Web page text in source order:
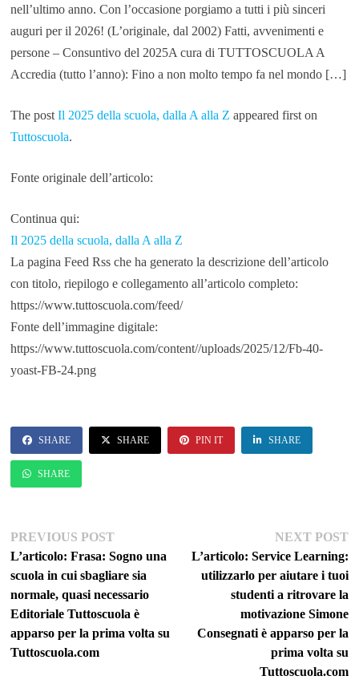
nell’ultimo anno. Con l’occasione porgiamo a tutti i più sinceri
auguri per il 2026! (L’originale, dal 2002) Fatti, avvenimenti e
persone – Consuntivo del 2025A cura di TUTTOSCUOLA A
Accredia (tutto l’anno): Fino a non molto tempo fa nel mondo […]
The post Il 2025 della scuola, dalla A alla Z appeared first on
Tuttoscuola.
Fonte originale dell’articolo:
Continua qui:
Il 2025 della scuola, dalla A alla Z
La pagina Feed Rss che ha generato la descrizione dell’articolo
con titolo, riepilogo e collegamento all’articolo completo:
https://www.tuttoscuola.com/feed/
Fonte dell’immagine digitale:
https://www.tuttoscuola.com/content//uploads/2025/12/Fb-40-
yoast-FB-24.png
SHARE SHARE PIN IT SHARE
SHARE
Navigazione
articoli
PREVIOUS POSTPrevious
post:
L’articolo: Frasa: Sogno una
scuola in cui sbagliare sia
normale, quasi necessario
Editoriale Tuttoscuola è
apparso per la prima volta su
Tuttoscuola.com
NEXT POST
L’articolo: Service Learning:
utilizzarlo per aiutare i tuoi
studenti a ritrovare la
motivazione Simone
Consegnati è apparso per la
prima volta su
Tuttoscuola.com